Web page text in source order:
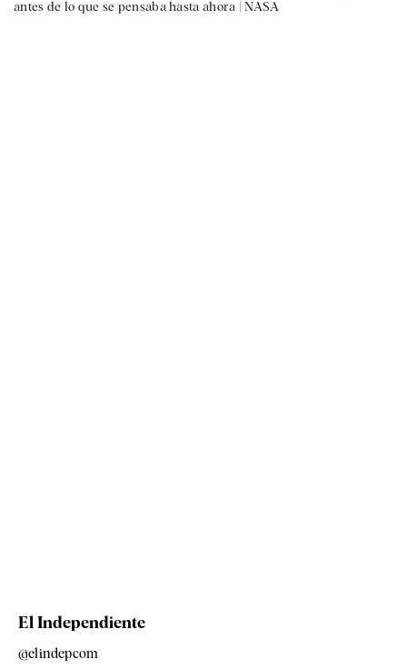
antes de lo que se pensaba hasta ahora |NASA
El Independiente
@elindepcom